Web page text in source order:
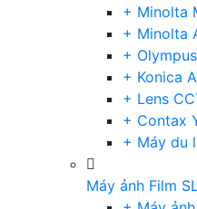
+ Minolta
+ Minolta
+
+ Konica
+ Lens
+ Contax
+ Máy du
Máy ảnh Film